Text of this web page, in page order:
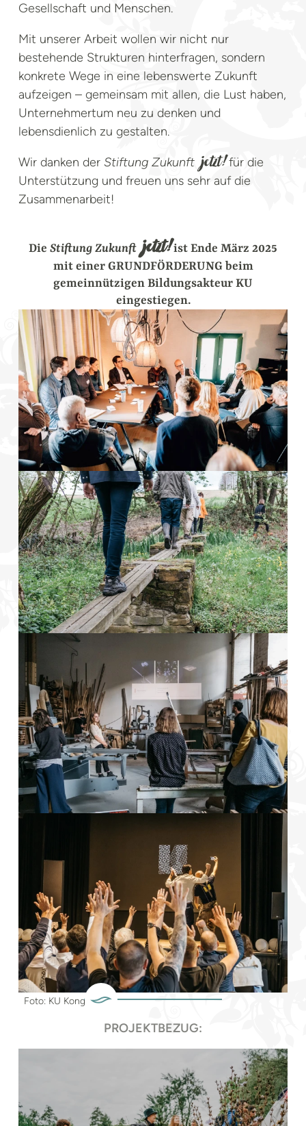
Gesellschaft und Menschen.
Mit unserer Arbeit wollen wir nicht nur
bestehende Strukturen hinterfragen, sondern
konkrete Wege in eine lebenswerte Zukunft
aufzeigen – gemeinsam mit allen, die Lust haben,
Unternehmertum neu zu denken und
lebensdienlich zu gestalten.
Wir danken der Stiftung Zukunft jetzt!für die
Unterstützung und freuen uns sehr auf die
Zusammenarbeit!
Die Stiftung Zukunft jetzt!ist Ende März 2025
mit einer GRUNDFÖRDERUNG beim
gemeinnützigen Bildungsakteur KU
eingestiegen.
Foto: Entfaltungs-Programm
Foto: Strassenschau
Foto: KU Kongress
PROJEKTBEZUG: